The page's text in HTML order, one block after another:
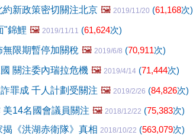
約新政策密切關注北京 🖼️ 2019/11/20 (61,168次)
"錦鯉 🖼️ 2019/11/11 (61,624次)
限期暫停加關稅 🖼️ 2019/6/8 (70,911次)
關注委內瑞拉危機 🖼️ 2019/4/14 (71,444次)
罪成 千人計劃受關注 🖼️ 2019/2/26 (84,826次)
14名國會議員關注 🖼️ 2018/12/22 (75,383次)
《洪湖赤衛隊》真相 2018/10/22 (563,079次)